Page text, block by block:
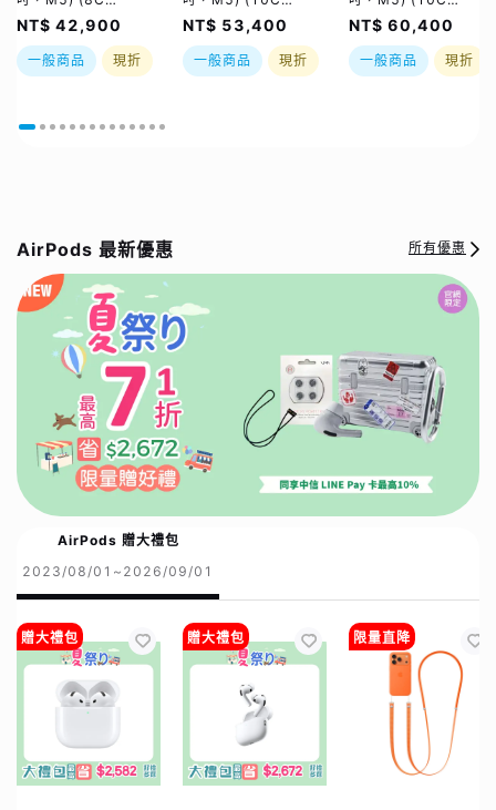
GPU/16GB/512GB)
/ 四色｜【夏祭り】限
量加碼贈 *PQI USB4
CtoC 5A大電流快充
線 及 PQI 隨身碟｜大
購，依訂單及原廠實際
NT$ 42,900
一般商品 現折
GPU/16GB/1TB) /
四色｜【夏祭り】限量
加碼贈 *PQI USB4
CtoC 5A大電流快充
線 及 PQI 隨身碟｜大
NT$ 53,400
一般商品 現折
GPU/24GB/1TB) /
四色｜【夏祭り】限量
加碼贈 *PQI USB4
CtoC 5A大電流快充
線 及 PQI 隨身碟｜大
NT$ 60,400
一般商品 現折
AirPods 最新優惠 所有優惠
AirPods 贈大禮包
2023/08/01~2026/09/01
贈大禮包 贈大禮包 限量直降